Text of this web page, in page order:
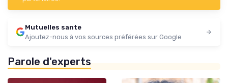
Mutuelles sante
Ajoutez-nous à vos sources préférées sur Google
Parole d'experts